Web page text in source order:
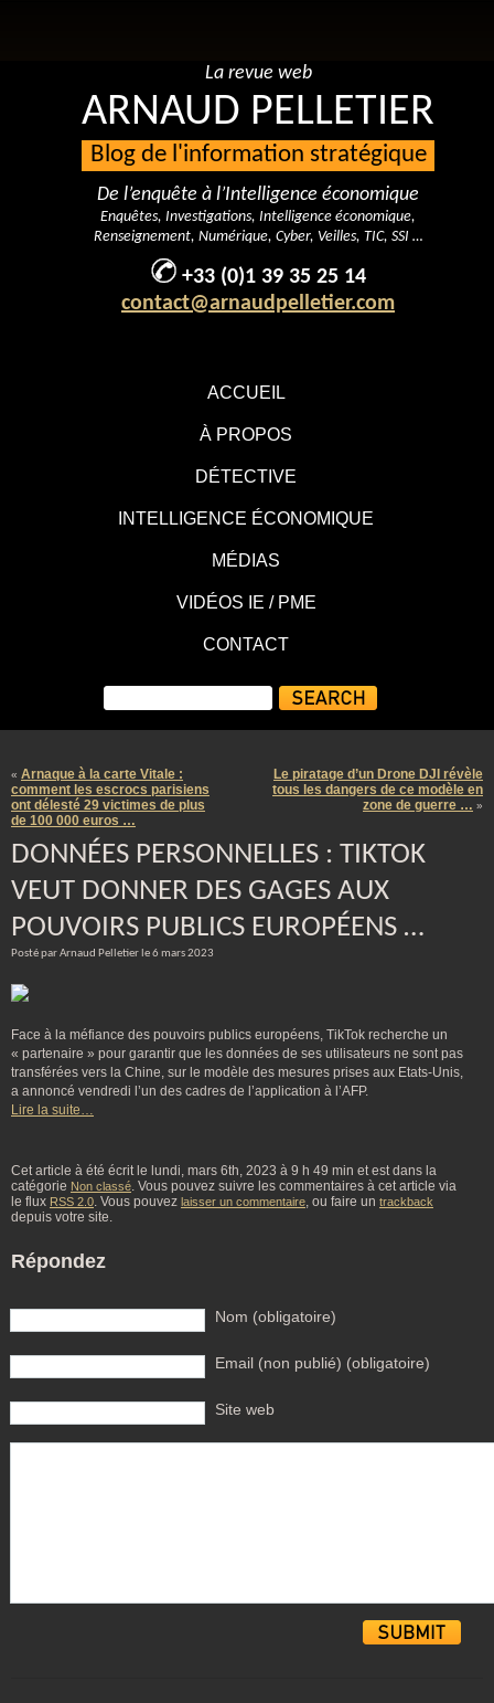
ACCUEIL
À PROPOS
DÉTECTIVE
INTELLIGENCE ÉCONOMIQUE
MÉDIAS
VIDÉOS IE / PME
CONTACT
La revue web
ARNAUD PELLETIER
Blog de l'information stratégique
De l’enquête à l’Intelligence économique
Enquêtes, Investigations, Intelligence économique,
Renseignement, Numérique, Cyber, Veilles, TIC, SSI …
+33 (0)1 39 35 25 14
contact@arnaudpelletier.com
« Arnaque à la carte Vitale :
comment les escrocs parisiens
ont délesté 29 victimes de plus
de 100 000 euros …
Le piratage d’un Drone DJI révèle
tous les dangers de ce modèle en
zone de guerre … »
DONNÉES PERSONNELLES : TIKTOK
VEUT DONNER DES GAGES AUX
POUVOIRS PUBLICS EUROPÉENS …
Posté par Arnaud Pelletier le 6 mars 2023
Face à la méfiance des pouvoirs publics européens, TikTok recherche un
« partenaire » pour garantir que les données de ses utilisateurs ne sont pas
transférées vers la Chine, sur le modèle des mesures prises aux Etats-Unis,
a annoncé vendredi l’un des cadres de l’application à l’AFP.
Lire la suite…
Cet article à été écrit le lundi, mars 6th, 2023 à 9 h 49 min et est dans la
catégorie Non classé. Vous pouvez suivre les commentaires à cet article via
le flux RSS 2.0. Vous pouvez laisser un commentaire, ou faire un trackback
depuis votre site.
Répondez
Nom (obligatoire)
Email (non publié) (obligatoire)
Site web